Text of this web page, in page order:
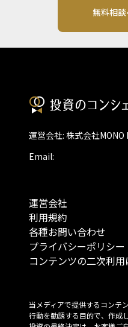
無料相
運営会社: 株式会社
Email:
運営会社
利用規約
各種お問い合わせ
プライバシーポリシー
コンテンツの二次利用
当メディアで提供するコンテ
行動を勧誘する目的で、作成